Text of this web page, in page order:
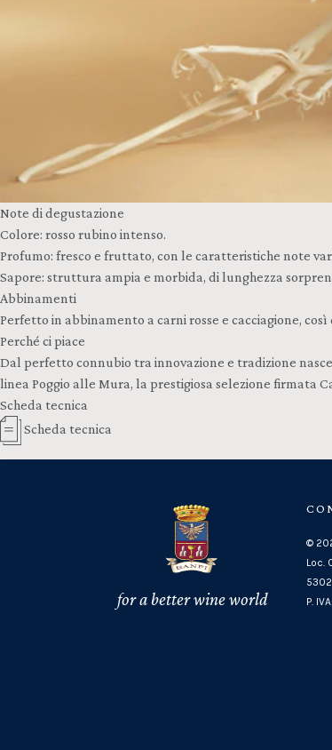
Note di degustazione
Colore: rosso rubino intenso.
Profumo: fresco e fruttato, con le caratteristiche note
Sapore: struttura ampia e morbida, di lunghezza
Abbinamenti
Perfetto in abbinamento a carni rosse e cacciagione,
Perché ci piace
Dal perfetto connubio tra innovazione e tradizione
linea Poggio alle Mura, la prestigiosa selezione firmata
Scheda tecnica
Scheda tecnica
for a better wine world
©
Loc.
P.